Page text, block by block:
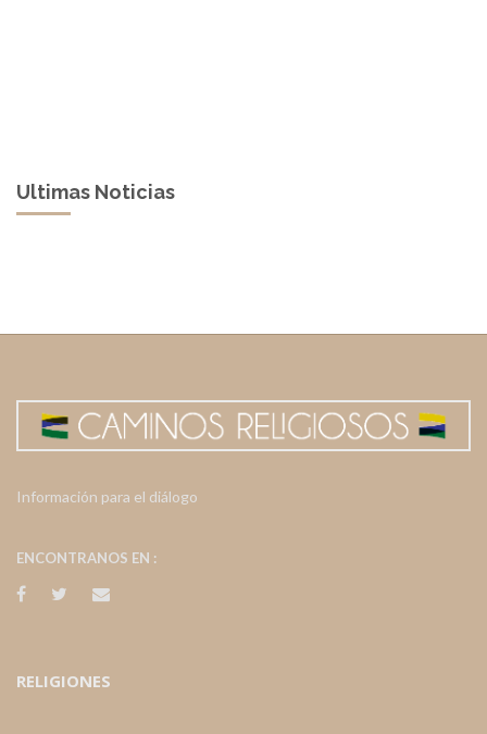
Ultimas Noticias
Información para el diálogo
ENCONTRANOS EN :
RELIGIONES